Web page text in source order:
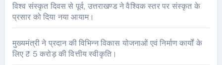
विश्व संस्कृत दिवस से पूर्व, उत्तराखण्ड ने वैश्विक स्तर पर संस्कृत के
प्रसार को दिया नया आयाम।
मुख्यमंत्री ने प्रदान की विभिन्न विकास योजनाओं एवं निर्माण कार्यों के
लिए ₹ 5 करोड़ की वित्तीय स्वीकृति।